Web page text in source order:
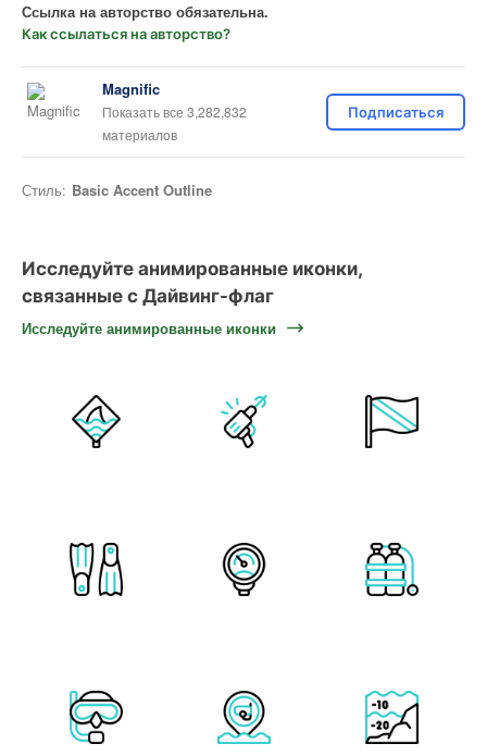
Ссылка на авторство обязательна.
Как ссылаться на авторство?
Magnific
Показать все 3,282,832
материалов
Подписаться
Стиль: Basic Accent Outline
Исследуйте анимированные иконки,
связанные с Дайвинг-флаг
Исследуйте анимированные иконки